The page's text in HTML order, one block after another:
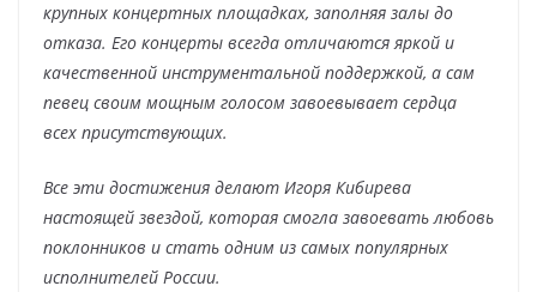
крупных концертных площадках, заполняя залы до
отказа. Его концерты всегда отличаются яркой и
качественной инструментальной поддержкой, а сам
певец своим мощным голосом завоевывает сердца
всех присутствующих.
Все эти достижения делают Игоря Кибирева
настоящей звездой, которая смогла завоевать любовь
поклонников и стать одним из самых популярных
исполнителей России.